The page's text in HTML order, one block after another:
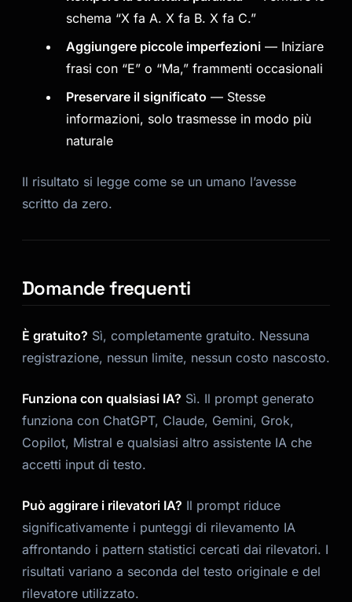
schema “X fa A. X fa B. X fa C.”
Aggiungere piccole imperfezioni — Iniziare
frasi con “E” o “Ma,” frammenti occasionali
Preservare il significato — Stesse
informazioni, solo trasmesse in modo più
naturale
Il risultato si legge come se un umano l’avesse
scritto da zero.
Domande frequenti
È gratuito? Sì, completamente gratuito. Nessuna
registrazione, nessun limite, nessun costo nascosto.
Funziona con qualsiasi IA? Sì. Il prompt generato
funziona con ChatGPT, Claude, Gemini, Grok,
Copilot, Mistral e qualsiasi altro assistente IA che
accetti input di testo.
Può aggirare i rilevatori IA? Il prompt riduce
significativamente i punteggi di rilevamento IA
affrontando i pattern statistici cercati dai rilevatori. I
risultati variano a seconda del testo originale e del
rilevatore utilizzato.